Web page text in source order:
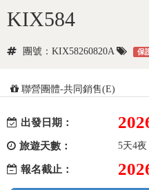
KIX584
團號：KIX58260820A 保
聯營團體-共同銷售(E)
出發日期：
旅遊天數： 5天4夜
報名截止：